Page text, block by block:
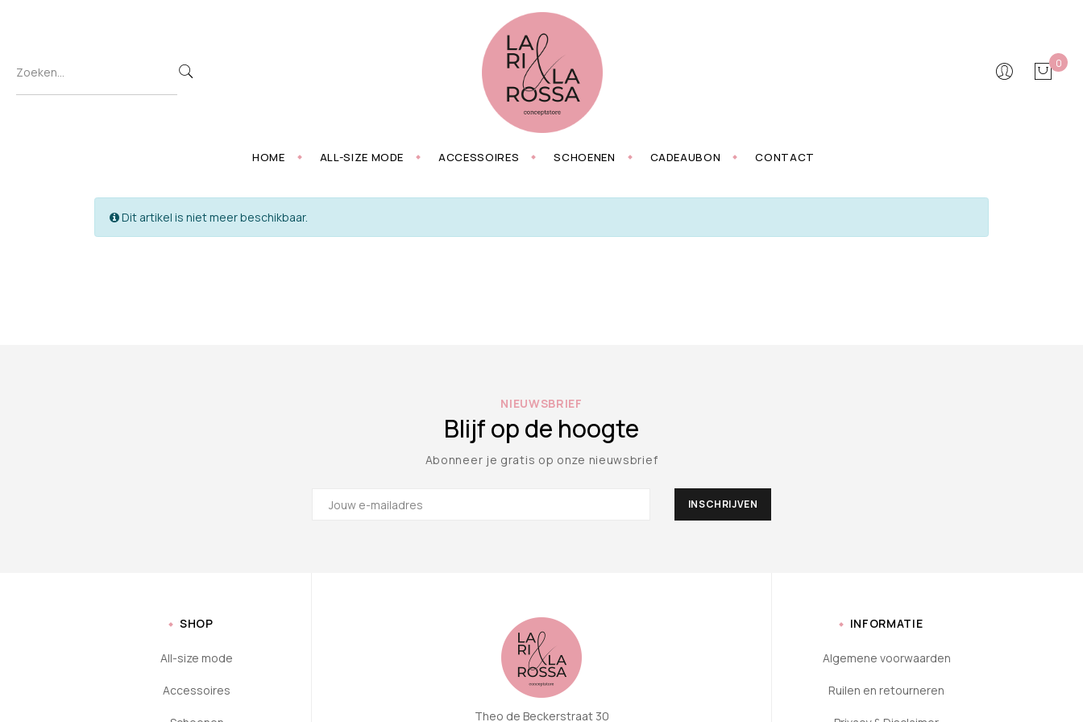
0
HOME ALL-SIZE MODE ACCESSOIRES SCHOENEN CADEAUBON CONTACT
Dit artikel is niet meer beschikbaar.
NIEUWSBRIEF
Blijf op de hoogte
Abonneer je gratis op onze nieuwsbrief
SHOP
All-size mode
Accessoires
Theo de Beckerstraat 30
INFORMATIE
Algemene voorwaarden
Ruilen en retourneren